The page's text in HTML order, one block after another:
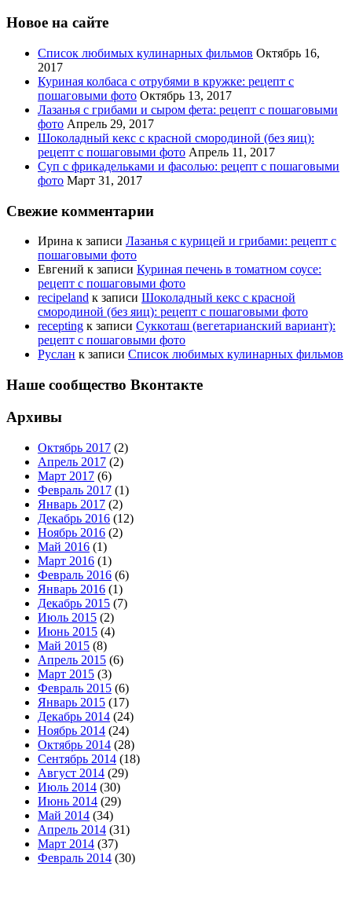
Новое на сайте
Список любимых кулинарных фильмов Октябрь 16,
2017
Куриная колбаса с отрубями в кружке: рецепт с
пошаговыми фото Октябрь 13, 2017
Лазанья с грибами и сыром фета: рецепт с пошаговыми
фото Апрель 29, 2017
Шоколадный кекс с красной смородиной (без яиц):
рецепт с пошаговыми фото Апрель 11, 2017
Суп с фрикадельками и фасолью: рецепт с пошаговыми
фото Март 31, 2017
Свежие комментарии
Ирина к записи Лазанья с курицей и грибами: рецепт с
пошаговыми фото
Евгений к записи Куриная печень в томатном соусе:
рецепт с пошаговыми фото
recipeland к записи Шоколадный кекс с красной
смородиной (без яиц): рецепт с пошаговыми фото
recepting к записи Суккоташ (вегетарианский вариант):
рецепт с пошаговыми фото
Руслан к записи Список любимых кулинарных фильмов
Наше сообщество Вконтакте
Архивы
Октябрь 2017 (2)
Апрель 2017 (2)
Март 2017 (6)
Февраль 2017 (1)
Январь 2017 (2)
Декабрь 2016 (12)
Ноябрь 2016 (2)
Май 2016 (1)
Март 2016 (1)
Февраль 2016 (6)
Январь 2016 (1)
Декабрь 2015 (7)
Июль 2015 (2)
Июнь 2015 (4)
Май 2015 (8)
Апрель 2015 (6)
Март 2015 (3)
Февраль 2015 (6)
Январь 2015 (17)
Декабрь 2014 (24)
Ноябрь 2014 (24)
Октябрь 2014 (28)
Сентябрь 2014 (18)
Август 2014 (29)
Июль 2014 (30)
Июнь 2014 (29)
Май 2014 (34)
Апрель 2014 (31)
Март 2014 (37)
Февраль 2014 (30)